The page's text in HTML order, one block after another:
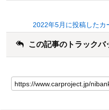
2022年5月に投稿したカ
この記事のトラックバ